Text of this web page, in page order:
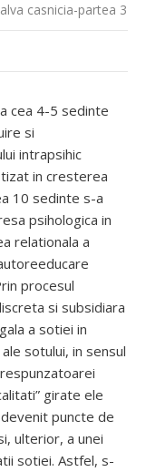
casnicia-partea 3
cea 4-5 sedinte
si
intrapsihic
in cresterea
10 sedinte s-a
psihologica in
relationala a
procesul
si subsidiara
a sotiei in
sotului, in sensul
girate ele
puncte de
ulterior, a unei
sotiei. Astfel, s-